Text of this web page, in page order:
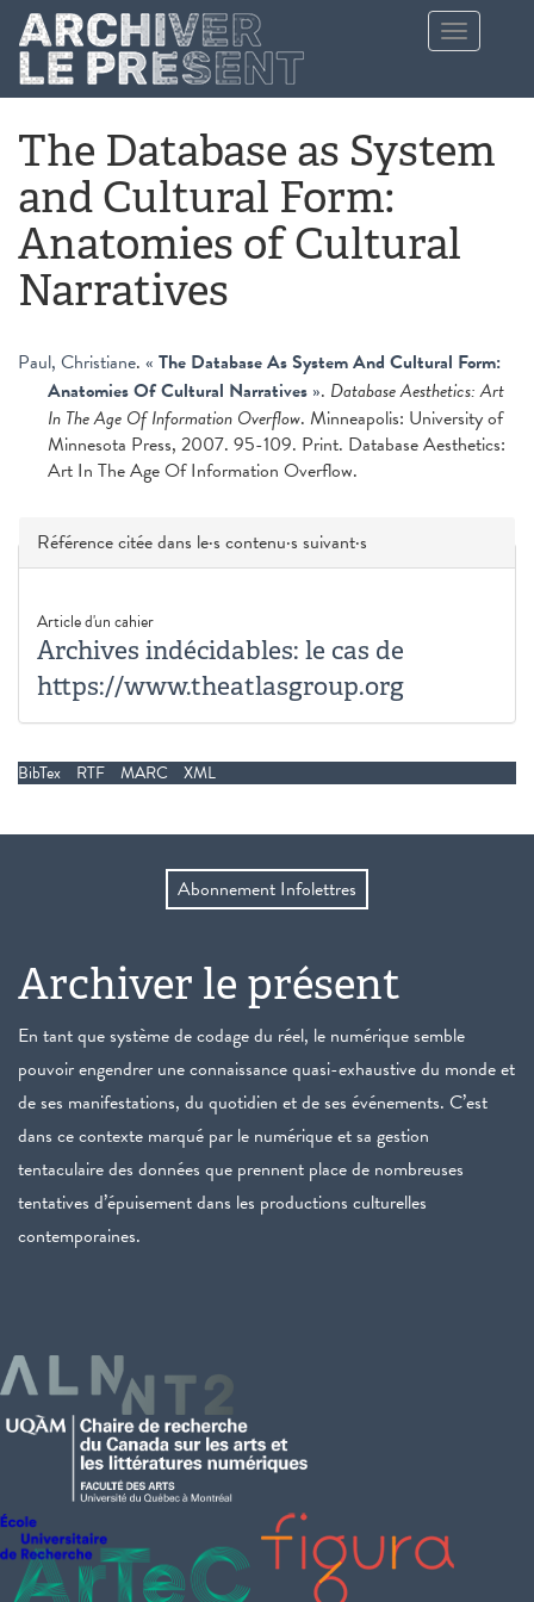
Aller au contenu principal
Toggle
navigation
The Database as System
and Cultural Form:
Anatomies of Cultural
Narratives
Paul, Christiane. « The Database As System And Cultural Form:
Anatomies Of Cultural Narratives ». Database Aesthetics: Art
In The Age Of Information Overflow. Minneapolis: University of
Minnesota Press, 2007. 95-109. Print. Database Aesthetics:
Art In The Age Of Information Overflow.
Masquer
Référence citée dans le·s contenu·s suivant·s
Article d'un cahier
Archives indécidables: le cas de
https://www.theatlasgroup.org
BibTex RTF MARC XML
Abonnement Infolettres
Archiver le présent
En tant que système de codage du réel, le numérique semble
pouvoir engendrer une connaissance quasi-exhaustive du monde et
de ses manifestations, du quotidien et de ses événements. C’est
dans ce contexte marqué par le numérique et sa gestion
tentaculaire des données que prennent place de nombreuses
tentatives d’épuisement dans les productions culturelles
contemporaines.